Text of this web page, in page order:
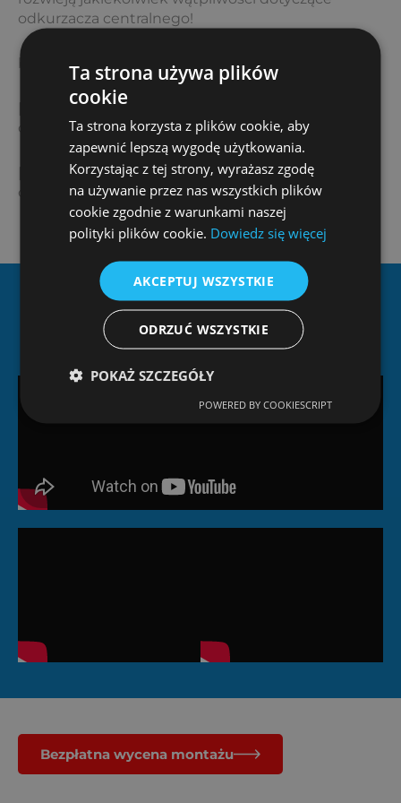
odkurzacza centralnego!
biuro@ziterm.pl
[page-generator-pro-related-links limit=”3″
orderby=”rand” order=”asc” group_id=”1550″]
[page-generator-pro-related-links limit=”3″
orderby=”rand” order=”desc” group_id=”1550″]
Dlaczego Ziterm?
Bezpłatna wycena montażu
Ta strona używa plików
cookie
Ta strona korzysta z plików cookie, aby
zapewnić lepszą wygodę użytkowania.
Korzystając z tej strony, wyrażasz zgodę
na używanie przez nas wszystkich plików
cookie zgodnie z warunkami naszej
polityki plików cookie. Dowiedz się więcej
AKCEPTUJ WSZYSTKIE
ODRZUĆ WSZYSTKIE
POKAŻ SZCZEGÓŁY
POWERED BY COOKIESCRIPT